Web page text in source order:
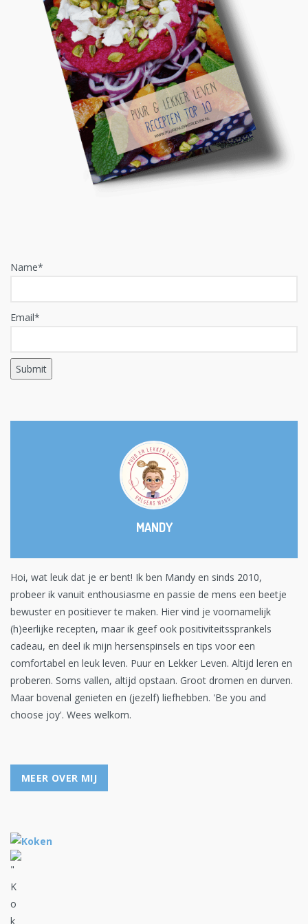
Name*
Email*
MANDY
Hoi, wat leuk dat je er bent! Ik ben Mandy en sinds 2010,
probeer ik vanuit enthousiasme en passie de mens een beetje
bewuster en positiever te maken. Hier vind je voornamelijk
(h)eerlijke recepten, maar ik geef ook positiviteitssprankels
cadeau, en deel ik mijn hersenspinsels en tips voor een
comfortabel en leuk leven. Puur en Lekker Leven. Altijd leren en
proberen. Soms vallen, altijd opstaan. Groot dromen en durven.
Maar bovenal genieten en (jezelf) liefhebben. 'Be you and
choose joy'. Wees welkom.
MEER OVER MIJ